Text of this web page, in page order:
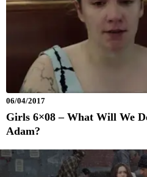
06/04/2017
Girls 6×08 – What Will We
Adam?